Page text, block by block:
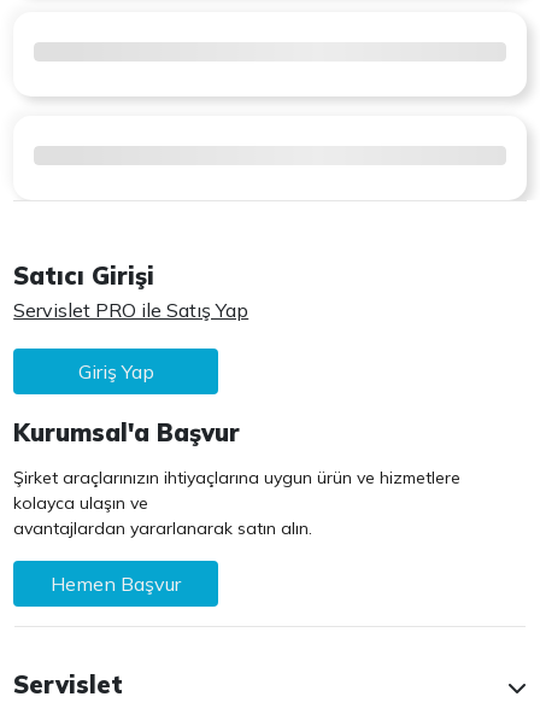
Satıcı Girişi
Servislet PRO ile Satış Yap
Giriş Yap
Kurumsal'a Başvur
Şirket araçlarınızın ihtiyaçlarına uygun ürün ve hizmetlere
kolayca ulaşın ve
avantajlardan yararlanarak satın alın.
Hemen Başvur
Servislet